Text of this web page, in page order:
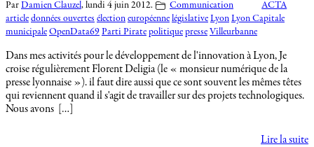
Par Damien Clauzel, lundi 4 juin 2012. Communication
ACTA
article données ouvertes élection européenne législative Lyon Lyon Capitale
municipale OpenData69 Parti Pirate politique presse Villeurbanne
Dans mes activités pour le développement de l'innovation à Lyon, Je
croise régulièrement Florent Deligia (le « monsieur numérique de la
presse lyonnaise »). il faut dire aussi que ce sont souvent les mêmes têtes
qui reviennent quand il s'agit de travailler sur des projets technologiques.
Nous avons […]
Lire la suite